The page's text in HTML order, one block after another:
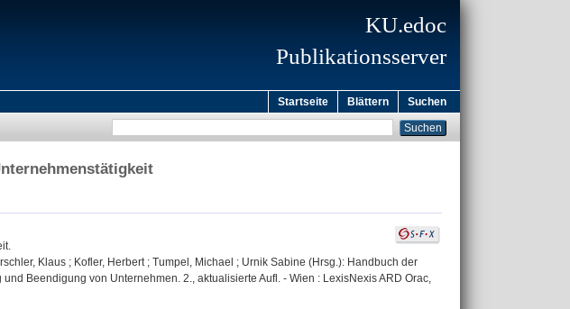
KU.edoc
Publikationsserver
Startseite Blättern Suchen
Klaus ; Kofler, Herbert ; Tumpel, Michael ; Urnik Sabine (Hrsg.): Handbuch der
Beendigung von Unternehmen. 2., aktualisierte Aufl. - Wien : LexisNexis ARD Orac,